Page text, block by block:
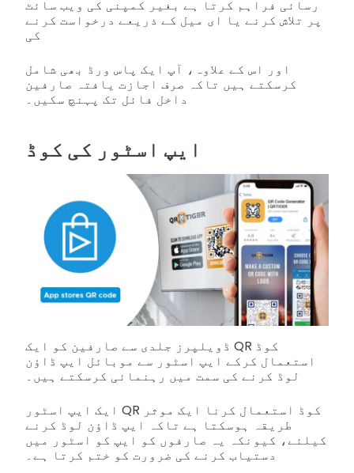
رسائی فراہم کرتا ہے بغیر کمپنی کی ویب سائٹ
پر تلاش کرنے یا ای میل کے ذریعے درخواست کرنے
کی
اور اس کے علاوہ، آپ ایک پاس ورڈ بھی شامل
کرسکتے ہیں تاکہ صرف اجازت یافتہ صارفین
داخل فائل تک پہنچ سکیں۔
ایپ اسٹور کی کوڈ
ڈویلپرز جلدی سے صارفین کو ایک QR کوڈ
استعمال کرکے ایپ اسٹور سے موبائل ایپ ڈاؤن
لوڈ کرنے کی سمت میں رہنمائی کرسکتے ہیں۔
ایک ایپ اسٹور QR کوڈ استعمال کرنا ایک موثر
طریقہ ہوسکتا ہے تاکہ ایپ ڈاؤن لوڈ کرنے
کیلئے، کیونکہ یہ صارفوں کو ایپ کو اسٹور میں
دستیاب کرنے کی ضرورت کو ختم کرتا ہے۔